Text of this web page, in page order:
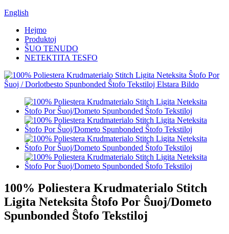
English
Hejmo
Produktoj
ŜUO TENUDO
NETEKTITA TESFO
100% Poliestera Krudmaterialo Stitch
Ligita Neteksita Ŝtofo Por Ŝuoj/Dometo
Spunbonded Ŝtofo Tekstiloj